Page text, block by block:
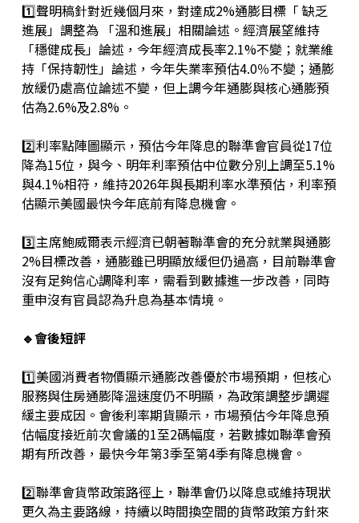
1️⃣聲明稿針對近幾個月來，對達成2%通膨目標「 缺乏
進展」調整為 「溫和進展」相關論述。經濟展望維持
「穩健成長」論述，今年經濟成長率2.1%不變；就業維
持「保持韌性」論述，今年失業率預估4.0％不變；通膨
放緩仍處高位論述不變，但上調今年通膨與核心通膨預
估為2.6%及2.8%。
2️⃣利率點陣圖顯示，預估今年降息的聯準會官員從17位
降為15位，與今、明年利率預估中位數分別上調至5.1%
與4.1%相符，維持2026年與長期利率水準預估，利率預
估顯示美國最快今年底前有降息機會。
3️⃣主席鮑威爾表示經濟已朝著聯準會的充分就業與通膨
2%目標改善，通膨雖已明顯放緩但仍過高，目前聯準會
沒有足夠信心調降利率，需看到數據進一步改善，同時
重申沒有官員認為升息為基本情境。
🔹會後短評
1️⃣美國消費者物價顯示通膨改善優於市場預期，但核心
服務與住房通膨降溫速度仍不明顯，為政策調整步調遲
緩主要成因。會後利率期貨顯示，市場預估今年降息預
估幅度接近前次會議的1至2碼幅度，若數據如聯準會預
期有所改善，最快今年第3季至第4季有降息機會。
2️⃣聯準會貨幣政策路徑上，聯準會仍以降息或維持現狀
更久為主要路線，持續以時間換空間的貨幣政策方針來